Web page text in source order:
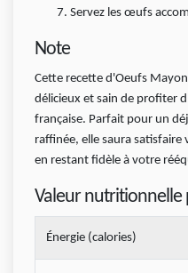
Servez les œufs
Note
Cette recette d'Oeufs
délicieux et sain de profiter
française. Parfait pour un
raffinée, elle saura
en restant fidèle à votre
Valeur
Énergie (calories)